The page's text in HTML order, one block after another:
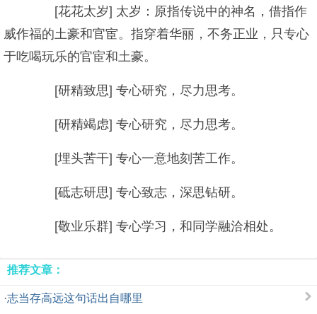
[花花太岁] 太岁：原指传说中的神名，借指作
威作福的土豪和官宦。指穿着华丽，不务正业，只专心
于吃喝玩乐的官宦和土豪。
[研精致思] 专心研究，尽力思考。
[研精竭虑] 专心研究，尽力思考。
[埋头苦干] 专心一意地刻苦工作。
[砥志研思] 专心致志，深思钻研。
[敬业乐群] 专心学习，和同学融洽相处。
推荐文章：
·志当存高远这句话出自哪里